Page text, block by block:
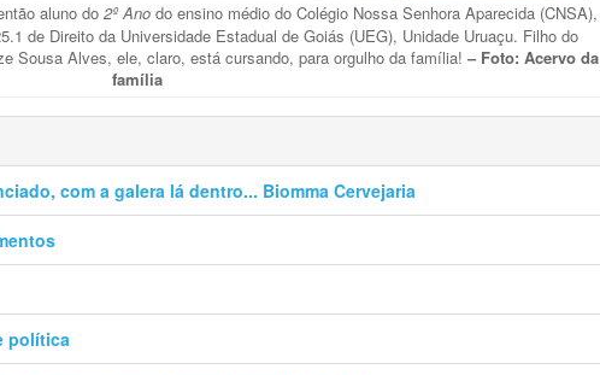
aluno do 2º Anodo ensino médio do Colégio Nossa Senhora Aparecida (CNSA),
de Direito da Universidade Estadual de Goiás (UEG), Unidade Uruaçu. Filho do
Sousa Alves, ele, claro, está cursando, para orgulho da família!– Foto: Acervo da
família
com a galera lá dentro... Biomma Cervejaria
política